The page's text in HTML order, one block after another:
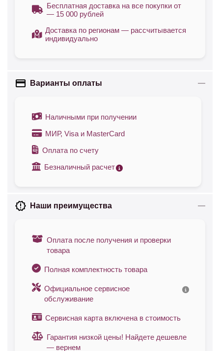
Бесплатная доставка на все покупки от
— 15 000 рублей
Доставка по регионам — рассчитывается
индивидуально
Варианты оплаты
Наличными при получении
МИР, Visa и MasterCard
Оплата по счету
Безналичный расчет
Наши преимущества
Оплата после получения и проверки
товара
Полная комплектность товара
Официальное сервисное
обслуживание
Сервисная карта включена в стоимость
Гарантия низкой цены! Найдете дешевле
— вернем